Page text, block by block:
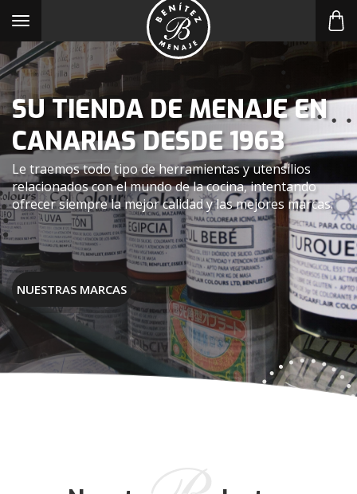
Toggle
navigation
SU TIENDA DE MENAJE EN
CANARIAS DESDE 1963
Le traemos todo tipo de herramientas y utensilios
relacionados con el mundo de la cocina, intentando
ofrecer siempre la mejor calidad y las mejores marcas.
NUESTRAS MARCAS